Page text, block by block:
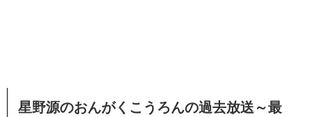
星野源のおんがくこうろんの過去放送～最